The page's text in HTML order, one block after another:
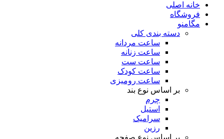
خانه اصلی
فروشگاه
مگامنو
دسته بندی کلی
ساعت مردانه
ساعت زنانه
ساعت ست
ساعت کودک
ساعت رومیزی
بر اساس نوع بند
چرم
استیل
سرامیک
رزین
بر اساس نوع صفحه